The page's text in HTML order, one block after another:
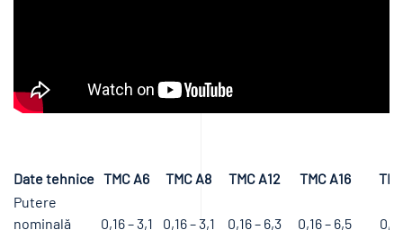
Date tehnice TMC A6 TMC A8 TMC A12 TMC A16
Putere
nominală
0,16 – 3,1 0,16 – 3,1 0,16 – 6,3 0,16 – 6,5